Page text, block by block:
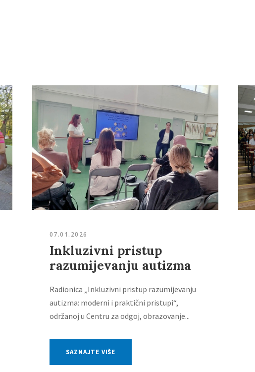
07.01.2026
Inkluzivni pristup
razumijevanju autizma
Radionica „Inkluzivni pristup razumijevanju
autizma: moderni i praktični pristupi“,
održanoj u Centru za odgoj, obrazovanje...
SAZNAJTE VIŠE